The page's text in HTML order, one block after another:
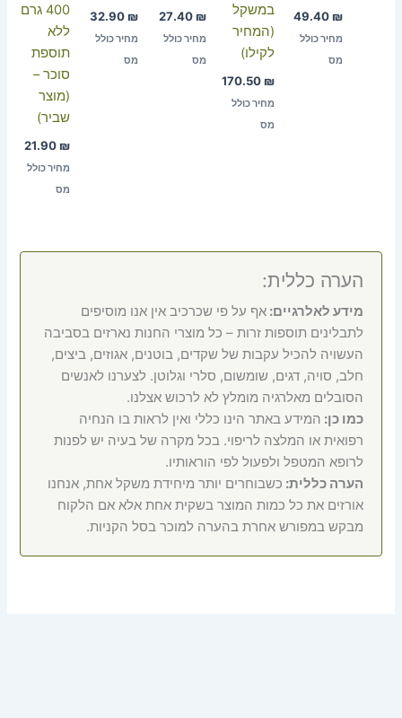
49.40 ₪
מחיר כולל
מס
במשקל
(המחיר
לקילו)
170.50 ₪
מחיר כולל
מס
27.40 ₪
מחיר כולל
מס
32.90 ₪
מחיר כולל
מס
400 גרם
ללא
תוספת
סוכר –
(מוצר
שביר)
21.90 ₪
מחיר כולל
מס
הערה כללית:
מידע לאלרגיים:אף על פי שכרכיב אין אנו מוסיפים
לתבלינים תוספות זרות – כל מוצרי החנות נארזים בסביבה
העשויה להכיל עקבות של שקדים, בוטנים, אגוזים, ביצים,
חלב, סויה, דגים, שומשום, סלרי וגלוטן. לצערנו לאנשים
הסובלים מאלרגיה מומלץ לא לרכוש אצלנו.
כמו כן: המידע באתר הינו כללי ואין לראות בו הנחיה
רפואית או המלצה לריפוי. בכל מקרה של בעיה יש לפנות
לרופא המטפל ולפעול לפי הוראותיו.
הערה כללית: כשבוחרים יותר מיחידת משקל אחת, אנחנו
אורזים את כל כמות המוצר בשקית אחת אלא אם הלקוח
מבקש במפורש אחרת בהערה למוכר בסל הקניות.